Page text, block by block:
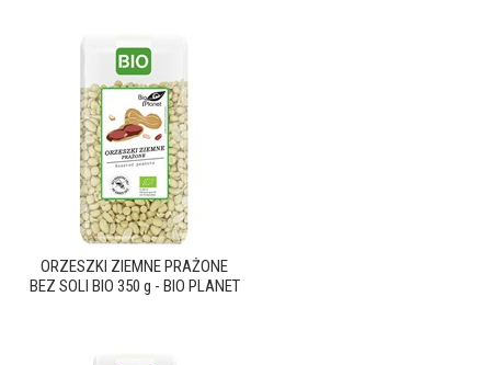
ORZESZKI ZIEMNE PRAŻONE
BEZ SOLI BIO 350 g - BIO PLANET